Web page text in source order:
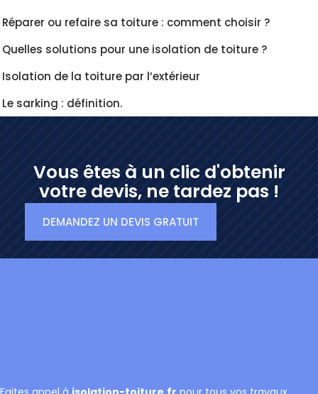
Réparer ou refaire sa toiture : comment choisir ?
Quelles solutions pour une isolation de toiture ?
Isolation de la toiture par l’extérieur
Le sarking : définition.
Vous êtes à un clic d'obtenir
votre devis, ne tardez pas !
DEMANDEZ UN DEVIS GRATUIT